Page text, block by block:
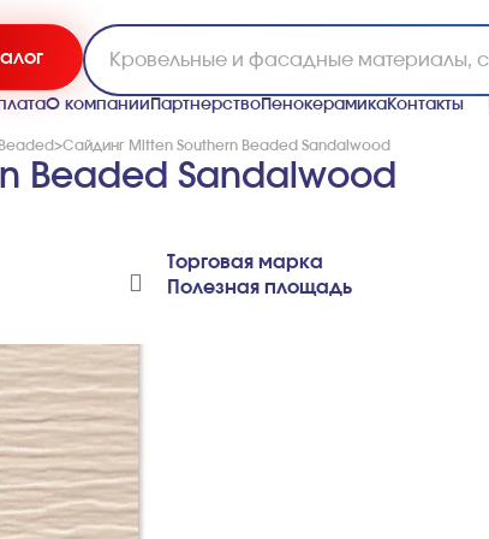
О компании ПартнерствоПенокерамикаКонтакты
>Сайдинг Mitten Southern Beaded Sandalwood
Beaded Sandalwood
Торговая марка
Полезная площадь